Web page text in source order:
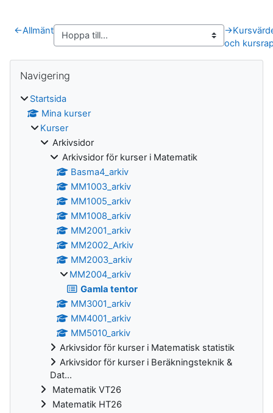
←Allmänt →
och
Navigering
Startsida
Mina kurser
Kurser
Arkivsidor
Arkivsidor för kurser i Matematik
Basma4_arkiv
MM1003_arkiv
MM1005_arkiv
MM1008_arkiv
MM2001_arkiv
MM2002_Arkiv
MM2003_arkiv
MM2004_arkiv
Gamla tentor
MM3001_arkiv
MM4001_arkiv
MM5010_arkiv
Arkivsidor för kurser i Matematisk statistik
Arkivsidor för kurser i Beräkningsteknik &
Dat...
Matematik VT26
Matematik HT26